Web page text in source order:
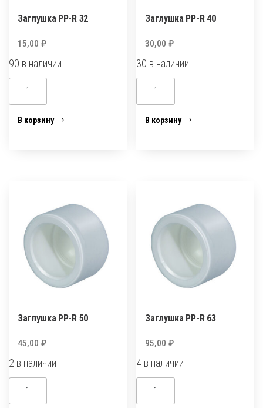
Заглушка PP-R 32
15,00 ₽
90 в наличии
Количество
товара
Заглушка
В корзину
Заглушка PP-R 40
30,00₽
30 в наличии
Количество
товара
Заглушка
В корзину
Заглушка PP-R 50
45,00 ₽
2 в наличии
Количество
товара
Заглушка PP-R 63
95,00₽
4 в наличии
Количество
товара